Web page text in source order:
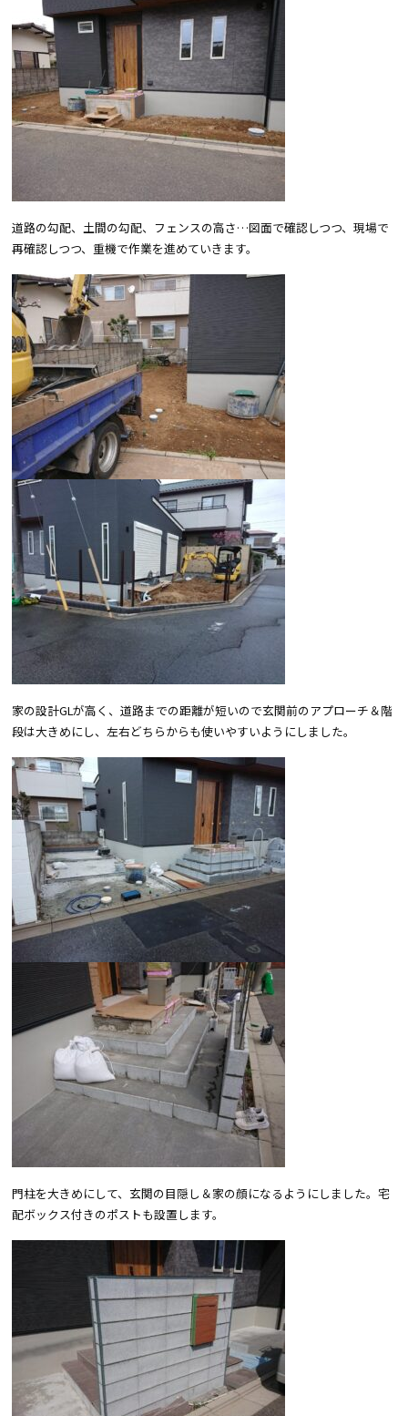
道路の勾配、土間の勾配、フェンスの高さ…図面で確認しつつ、現場で
再確認しつつ、重機で作業を進めていきます。
家の設計GLが高く、道路までの距離が短いので玄関前のアプローチ＆階
段は大きめにし、左右どちらからも使いやすいようにしました。
門柱を大きめにして、玄関の目隠し＆家の顔になるようにしました。宅
配ボックス付きのポストも設置します。